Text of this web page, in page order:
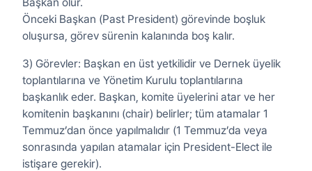
Önceki Başkan (Past President) görevinde boşluk
oluşursa, görev sürenin kalanında boş kalır.
3) Görevler: Başkan en üst yetkilidir ve Dernek üyelik
toplantılarına ve Yönetim Kurulu toplantılarına
başkanlık eder. Başkan, komite üyelerini atar ve her
komitenin başkanını (chair) belirler; tüm atamalar 1
Temmuz’dan önce yapılmalıdır (1 Temmuz’da veya
sonrasında yapılan atamalar için President-Elect ile
istişare gerekir).